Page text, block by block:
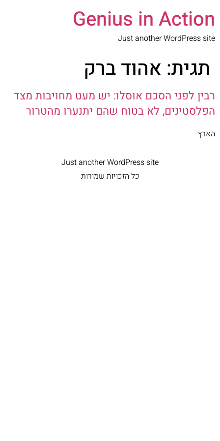
Genius in Action
Just another WordPress site
תגית: אהוד ברק
רבין לפני הסכם אוסלו: יש מעט מחויבות מצד
הפלסטינים, לא בטוח שהם יתנערו מהטרור
הארץ
Just another WordPress site
כל הזכויות שמורות